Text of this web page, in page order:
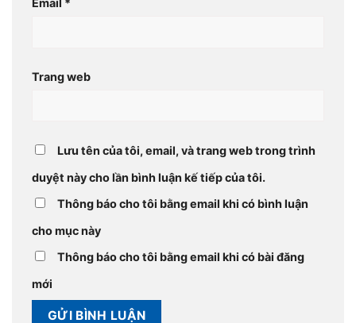
Trang web
Lưu tên của tôi, email, và trang web trong trình
duyệt này cho lần bình luận kế tiếp của tôi.
Thông báo cho tôi bằng email khi có bình luận
cho mục này
Thông báo cho tôi bằng email khi có bài đăng
mới